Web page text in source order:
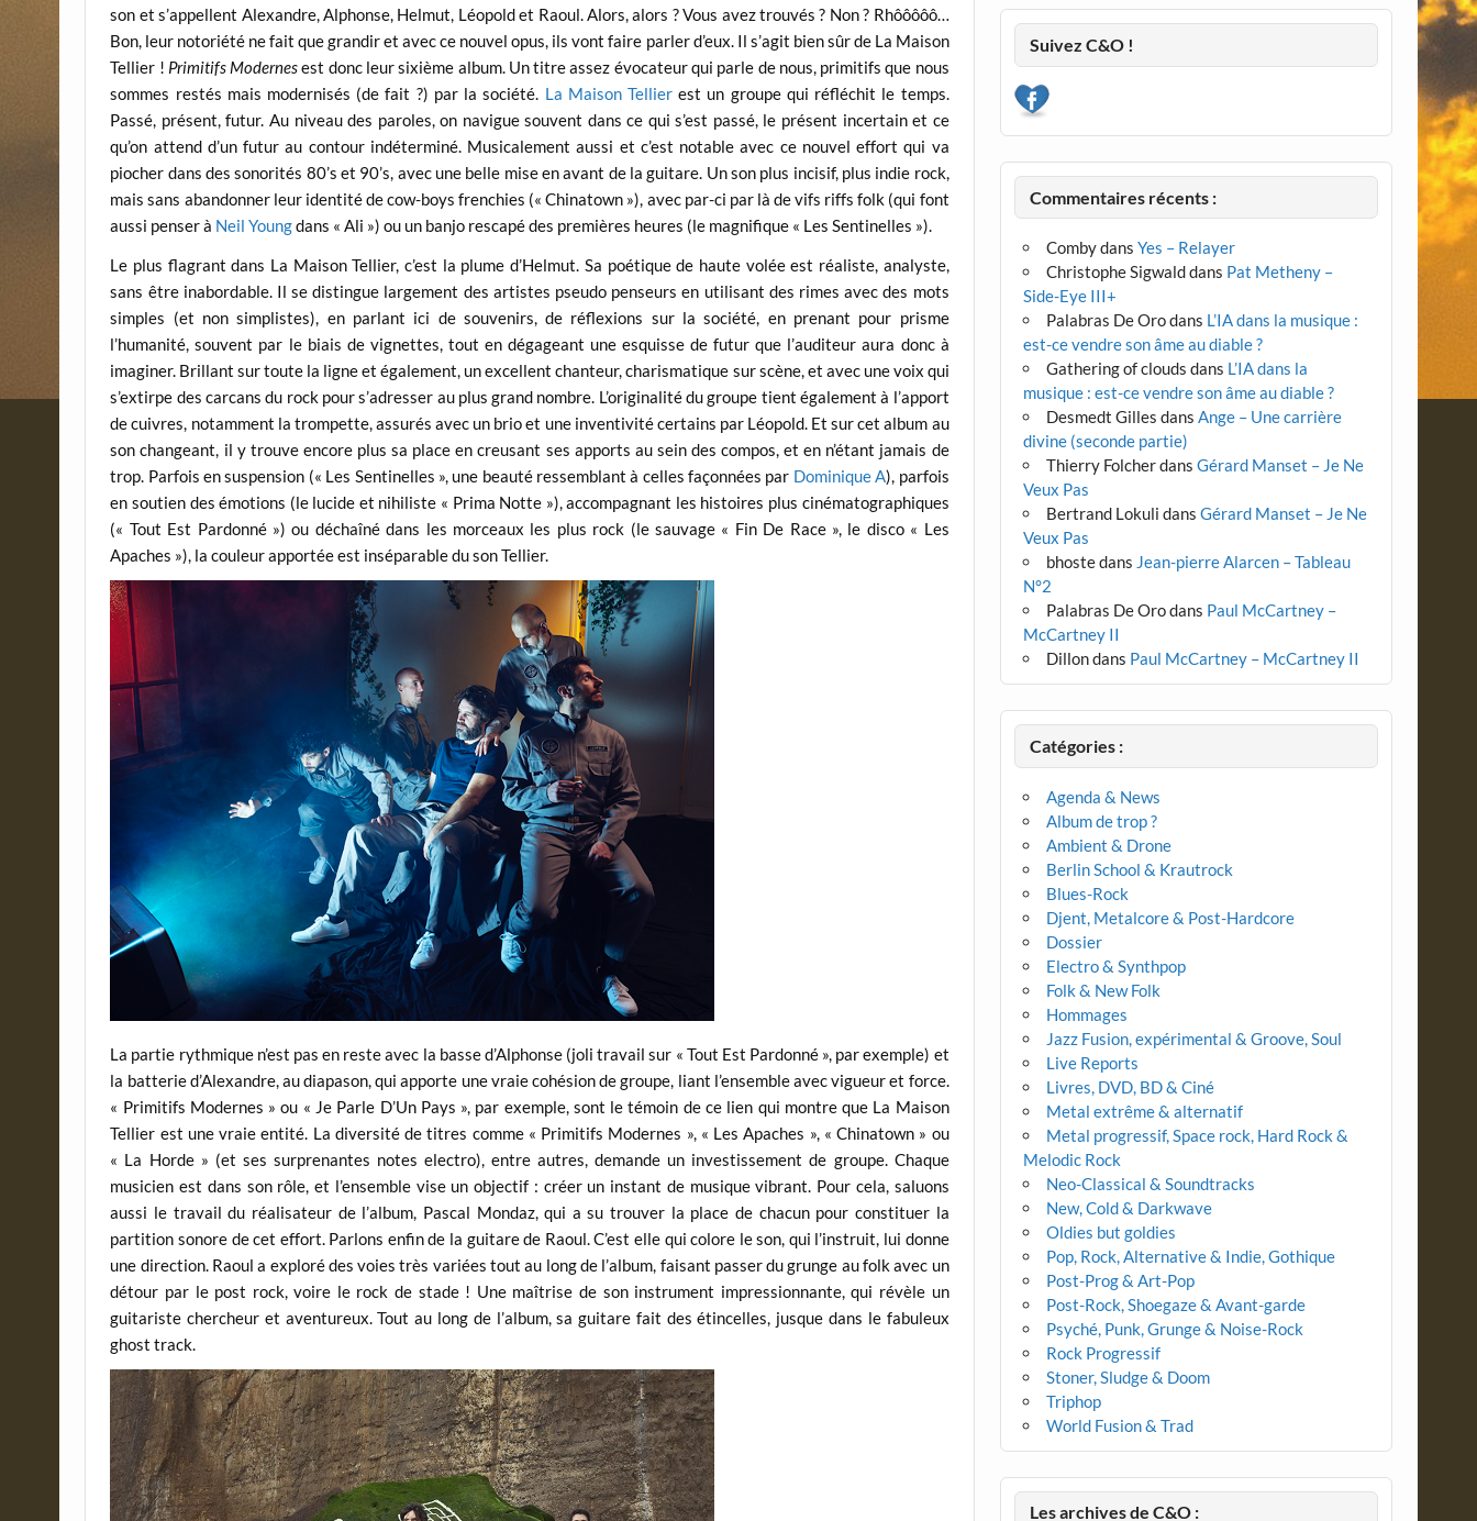
son et s’appellent Alexandre, Alphonse, Helmut, Léopold et Raoul. Alors, alors ? Vous avez trouvés ? Non ? Rhôôôôô…
Bon, leur notoriété ne fait que grandir et avec ce nouvel opus, ils vont faire parler d’eux. Il s’agit bien sûr de La Maison
Tellier ! Primitifs Modernesest donc leur sixième album. Un titre assez évocateur qui parle de nous, primitifs que nous
sommes restés mais modernisés (de fait ?) par la société. La Maison Tellier est un groupe qui réfléchit le temps.
Passé, présent, futur. Au niveau des paroles, on navigue souvent dans ce qui s’est passé, le présent incertain et ce
qu’on attend d’un futur au contour indéterminé. Musicalement aussi et c’est notable avec ce nouvel effort qui va
piocher dans des sonorités 80’s et 90’s, avec une belle mise en avant de la guitare. Un son plus incisif, plus indie rock,
mais sans abandonner leur identité de cow-boys frenchies (« Chinatown »), avec par-ci par là de vifs riffs folk (qui font
aussi penser à Neil Youngdans « Ali ») ou un banjo rescapé des premières heures (le magnifique « Les Sentinelles »).
Le plus flagrant dans La Maison Tellier, c’est la plume d’Helmut. Sa poétique de haute volée est réaliste, analyste,
sans être inabordable. Il se distingue largement des artistes pseudo penseurs en utilisant des rimes avec des mots
simples (et non simplistes), en parlant ici de souvenirs, de réflexions sur la société, en prenant pour prisme
l’humanité, souvent par le biais de vignettes, tout en dégageant une esquisse de futur que l’auditeur aura donc à
imaginer. Brillant sur toute la ligne et également, un excellent chanteur, charismatique sur scène, et avec une voix qui
s’extirpe des carcans du rock pour s’adresser au plus grand nombre. L’originalité du groupe tient également à l’apport
de cuivres, notamment la trompette, assurés avec un brio et une inventivité certains par Léopold. Et sur cet album au
son changeant, il y trouve encore plus sa place en creusant ses apports au sein des compos, et en n’étant jamais de
trop. Parfois en suspension (« Les Sentinelles », une beauté ressemblant à celles façonnées par Dominique A), parfois
en soutien des émotions (le lucide et nihiliste « Prima Notte »), accompagnant les histoires plus cinématographiques
(« Tout Est Pardonné ») ou déchaîné dans les morceaux les plus rock (le sauvage « Fin De Race », le disco « Les
Apaches »), la couleur apportée est inséparable du son Tellier.
La partie rythmique n’est pas en reste avec la basse d’Alphonse (joli travail sur « Tout Est Pardonné », par exemple) et
la batterie d’Alexandre, au diapason, qui apporte une vraie cohésion de groupe, liant l’ensemble avec vigueur et force.
« Primitifs Modernes » ou « Je Parle D’Un Pays », par exemple, sont le témoin de ce lien qui montre que La Maison
Tellier est une vraie entité. La diversité de titres comme « Primitifs Modernes », « Les Apaches », « Chinatown » ou
« La Horde » (et ses surprenantes notes electro), entre autres, demande un investissement de groupe. Chaque
musicien est dans son rôle, et l’ensemble vise un objectif : créer un instant de musique vibrant. Pour cela, saluons
aussi le travail du réalisateur de l’album, Pascal Mondaz, qui a su trouver la place de chacun pour constituer la
partition sonore de cet effort. Parlons enfin de la guitare de Raoul. C’est elle qui colore le son, qui l’instruit, lui donne
une direction. Raoul a exploré des voies très variées tout au long de l’album, faisant passer du grunge au folk avec un
détour par le post rock, voire le rock de stade ! Une maîtrise de son instrument impressionnante, qui révèle un
guitariste chercheur et aventureux. Tout au long de l’album, sa guitare fait des étincelles, jusque dans le fabuleux
ghost track.
Suivez C&O !
Commentaires récents :
CombydansYes – Relayer
Christophe Sigwalddans Pat Metheny –
Side-Eye III+
Palabras De Orodans L’IA dans la musique :
est-ce vendre son âme au diable ?
Gathering of clouds dans L’IA dans la
musique : est-ce vendre son âme au diable ?
Desmedt Gilles dansAnge – Une carrière
divine (seconde partie)
Thierry FolcherdansGérard Manset – Je Ne
Veux Pas
Bertrand Lokuli dansGérard Manset – Je Ne
Veux Pas
bhostedans Jean-pierre Alarcen – Tableau
N°2
Palabras De Orodans Paul McCartney –
McCartney II
Dillondans Paul McCartney – McCartney II
Catégories :
Agenda & News
Album de trop ?
Ambient & Drone
Berlin School & Krautrock
Blues-Rock
Djent, Metalcore & Post-Hardcore
Dossier
Electro & Synthpop
Folk & New Folk
Hommages
Jazz Fusion, expérimental & Groove, Soul
Live Reports
Livres, DVD, BD & Ciné
Metal extrême & alternatif
Metal progressif, Space rock, Hard Rock &
Melodic Rock
Neo-Classical & Soundtracks
New, Cold & Darkwave
Oldies but goldies
Pop, Rock, Alternative & Indie, Gothique
Post-Prog & Art-Pop
Post-Rock, Shoegaze & Avant-garde
Psyché, Punk, Grunge & Noise-Rock
Rock Progressif
Stoner, Sludge & Doom
Triphop
World Fusion & Trad
Les archives de C&O :